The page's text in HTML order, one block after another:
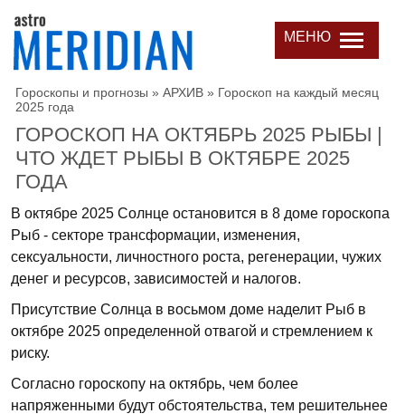
МЕНЮ
Гороскопы и прогнозы » АРХИВ » Гороскоп на каждый месяц
2025 года
ГОРОСКОП НА ОКТЯБРЬ 2025 РЫБЫ |
ЧТО ЖДЕТ РЫБЫ В ОКТЯБРЕ 2025
ГОДА
В октябре 2025 Солнце остановится в 8 доме гороскопа
Рыб - секторе трансформации, изменения,
сексуальности, личностного роста, регенерации, чужих
денег и ресурсов, зависимостей и налогов.
Присутствие Солнца в восьмом доме наделит Рыб в
октябре 2025 определенной отвагой и стремлением к
риску.
Согласно гороскопу на октябрь, чем более
напряженными будут обстоятельства, тем решительнее